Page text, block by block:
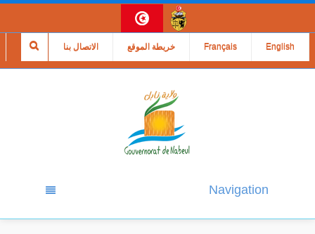
الاتصال بنا خريطة الموقع Français English
Navigation